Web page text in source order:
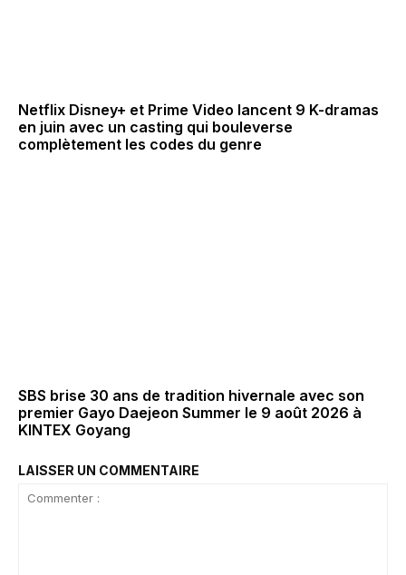
Netflix Disney+ et Prime Video lancent 9 K-dramas
en juin avec un casting qui bouleverse
complètement les codes du genre
SBS brise 30 ans de tradition hivernale avec son
premier Gayo Daejeon Summer le 9 août 2026 à
KINTEX Goyang
LAISSER UN COMMENTAIRE